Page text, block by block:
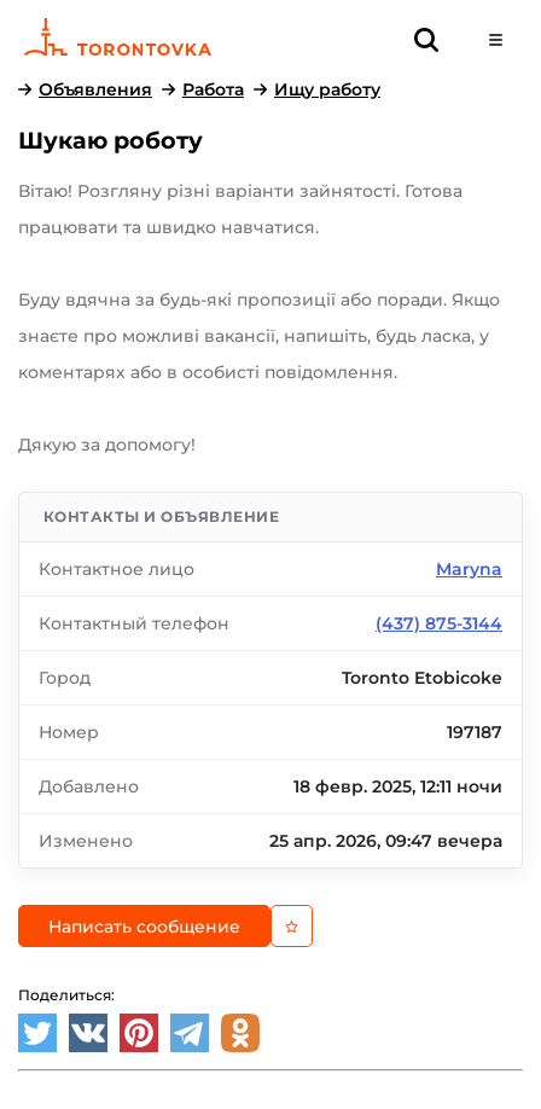
Объявления Работа Ищу работу
Шукаю роботу
Вітаю! Розгляну різні варіанти зайнятості. Готова
працювати та швидко навчатися.
Буду вдячна за будь-які пропозиції або поради. Якщо
знаєте про можливі вакансії, напишіть, будь ласка, у
коментарях або в особисті повідомлення.
Дякую за допомогу!
КОНТАКТЫ И ОБЪЯВЛЕНИЕ
Контактное лицо Maryna
Контактный телефон (437) 875-3144
Город Toronto Etobicoke
Номер 197187
Добавлено 18 февр. 2025, 12:11 ночи
Изменено 25 апр. 2026, 09:47 вечера
Написать сообщение
Поделиться: